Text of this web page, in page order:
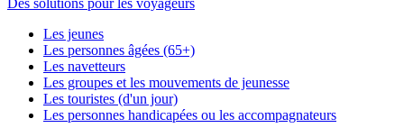
Des solutions pour les voyageurs
Les jeunes
Les personnes âgées (65+)
Les navetteurs
Les groupes et les mouvements de jeunesse
Les touristes (d'un jour)
Les personnes handicapées ou les accompagnateurs